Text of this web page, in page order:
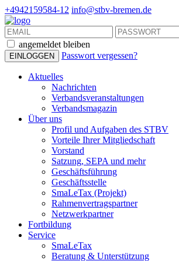
+4942159584-12 info@stbv-bremen.de
angemeldet bleiben
Passwort vergessen?
Aktuelles
Nachrichten
Verbandsveranstaltungen
Verbandsmagazin
Über uns
Profil und Aufgaben des STBV
Vorteile Ihrer Mitgliedschaft
Vorstand
Satzung, SEPA und mehr
Geschäftsführung
Geschäftsstelle
SmaLeTax (Projekt)
Rahmenvertragspartner
Netzwerkpartner
Fortbildung
Service
SmaLeTax
Beratung & Unterstützung